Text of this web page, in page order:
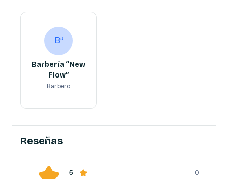
B“
Barbería “New
Flow”
Barbero
Barbero
Reseñas
5 0